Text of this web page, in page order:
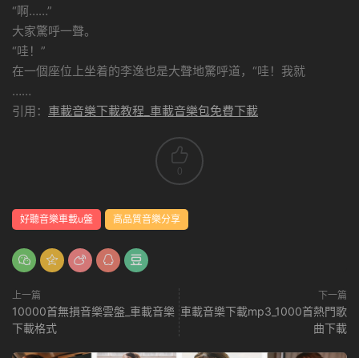
“啊……”
大家驚呼一聲。
“哇！”
在一個座位上坐着的李逸也是大聲地驚呼道，“哇！我就
……
引用： 車載音樂下載教程_車載音樂包免費下載
0
好聽音樂車載u盤 高品質音樂分享
上一篇
10000首無損音樂雲盤_車載音樂
下載格式
下一篇
車載音樂下載mp3_1000首熱門歌
曲下載